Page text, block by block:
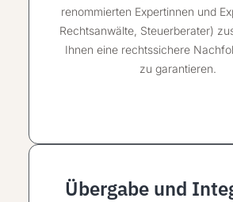
renommierten Expertinnen und
Rechtsanwälte, Steuerberater)
Ihnen eine rechtssichere
zu garantieren.
Übergabe und